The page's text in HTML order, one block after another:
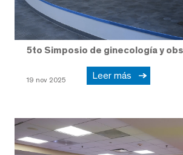
5to Simposio de ginecología y
19 nov 2025 Leer más